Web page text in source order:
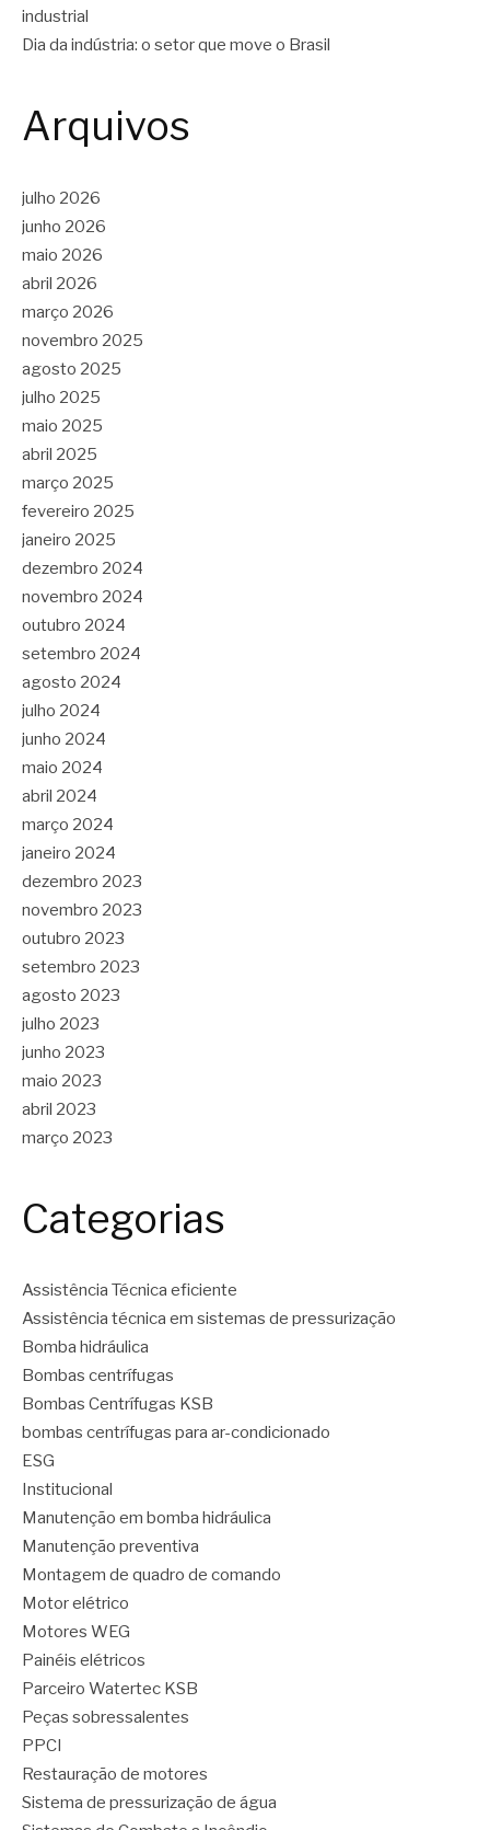
industrial
Dia da indústria: o setor que move o Brasil
Arquivos
julho 2026
junho 2026
maio 2026
abril 2026
março 2026
novembro 2025
agosto 2025
julho 2025
maio 2025
abril 2025
março 2025
fevereiro 2025
janeiro 2025
dezembro 2024
novembro 2024
outubro 2024
setembro 2024
agosto 2024
julho 2024
junho 2024
maio 2024
abril 2024
março 2024
janeiro 2024
dezembro 2023
novembro 2023
outubro 2023
setembro 2023
agosto 2023
julho 2023
junho 2023
maio 2023
abril 2023
março 2023
Categorias
Assistência Técnica eficiente
Assistência técnica em sistemas de pressurização
Bomba hidráulica
Bombas centrífugas
Bombas Centrífugas KSB
bombas centrífugas para ar-condicionado
ESG
Institucional
Manutenção em bomba hidráulica
Manutenção preventiva
Montagem de quadro de comando
Motor elétrico
Motores WEG
Painéis elétricos
Parceiro Watertec KSB
Peças sobressalentes
PPCI
Restauração de motores
Sistema de pressurização de água